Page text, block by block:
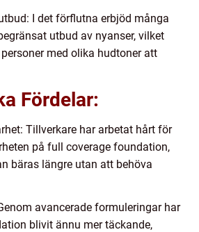
I det förflutna erbjöd många
utbud av nyanser, vilket
med olika hudtoner att
Fördelar:
Tillverkare har arbetat hårt för
på full coverage foundation,
bäras längre utan att behöva
avancerade formuleringar har
blivit ännu mer täckande,